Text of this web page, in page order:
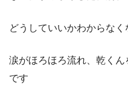
どうしていいかわからなく
涙がほろほろ流れ、乾く
です